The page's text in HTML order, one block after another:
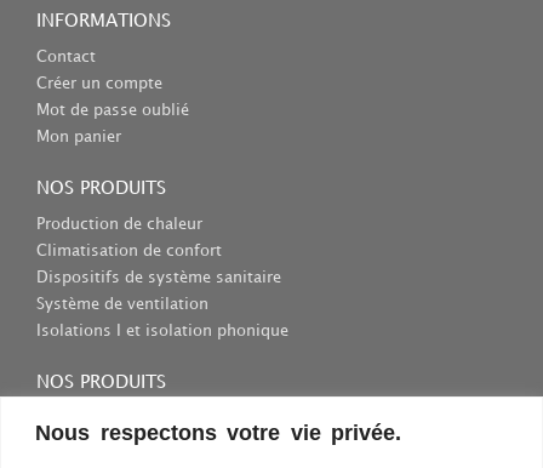
Nous respectons votre vie privée.
INFORMATIONS
Contact
Créer un compte
Mot de passe oublié
Mon panier
NOS PRODUITS
Production de chaleur
Climatisation de confort
Dispositifs de système sanitaire
Système de ventilation
Isolations I et isolation phonique
NOS PRODUITS
Inscriptions et fixations